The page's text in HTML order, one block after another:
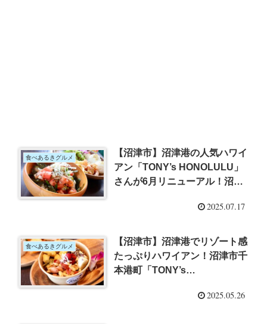
食べあるきグルメ
【沼津市】沼津港の人気ハワイ
アン「TONY’s HONOLULU」
さんが6月リニューアル！沼津
ニューも新登場【PR】2025.07.17
食べあるきグルメ
【沼津市】沼津港でリゾート感
たっぷりハワイアン！沼津市千
本港町「TONY’s
ルなワンプレートランチやアサ
2025.05.26